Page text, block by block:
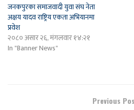
जनकपुरका समाजवादी युवा संघ नेता
अक्षय यादव राष्ट्रिय एकता अभियानमा
प्रवेश
२०८० असार २६, मंगलवार १४:२१
In "Banner News"
Previous